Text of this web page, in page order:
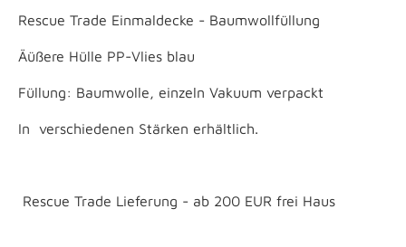
Rescue Trade Einmaldecke - Baumwollfüllung
Äüßere Hülle PP-Vlies blau
Füllung: Baumwolle, einzeln Vakuum verpackt
In verschiedenen Stärken erhältlich.
Rescue Trade Lieferung - ab 200 EUR frei Haus